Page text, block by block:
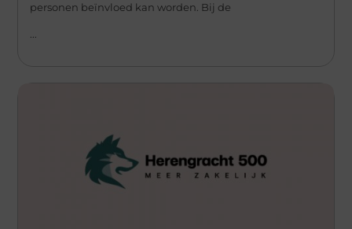
personen beïnvloed kan worden. Bij de